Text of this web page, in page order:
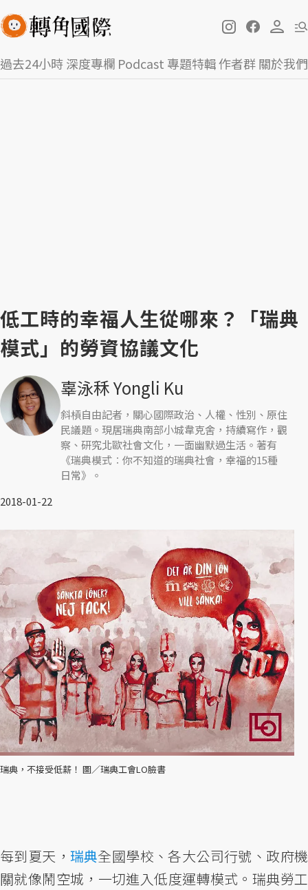
過去24小時深度專欄 Podcast 專題特輯作者群關於我們
低工時的幸福人生從哪來？「瑞典
模式」的勞資協議文化
辜泳秝 Yongli Ku
斜槓自由記者，關心國際政治、人權、性別、原住
民議題。現居瑞典南部小城韋克舍，持續寫作，觀
察、研究北歐社會文化，一面幽默過生活。著有
《瑞典模式︰你不知道的瑞典社會，幸福的15種
日常》。
2018-01-22
瑞典，不接受低薪！ 圖／瑞典工會LO臉書
每到夏天， 瑞典全國學校、各大公司行號、政府機
關就像鬧空城，一切進入低度運轉模式。瑞典勞工